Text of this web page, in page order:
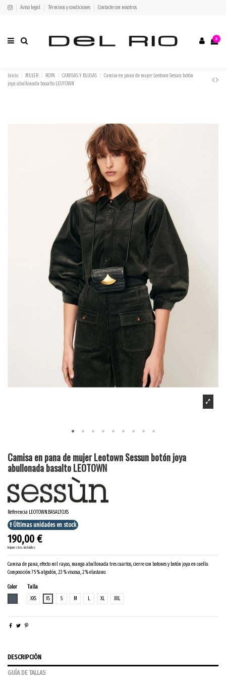
Aviso legal Términos y condiciones Contacte con nosotros
0
Inicio MUJER ROPA CAMISAS Y BLUSAS
Camisa en pana de mujer Leotown Sessun botón
joya abullonada basalto LEOTOWN
Camisa en pana de mujer Leotown Sessun botón joya
abullonada basalto LEOTOWN
Referencia LEOTOWN.BASALTO.XS
Últimas unidades en stock
190,00 €
Impuestos incluidos
Camisa de pana, efecto mil rayas, manga abullonada tres cuartos, cierre con botones y botón joya en cuello.
Composición: 75 % algodón, 23 % viscosa, 2 % elastano.
Color
Talla
XXS
XS S M L XL XXL
DESCRIPCIÓN
GUÍA DE TALLAS